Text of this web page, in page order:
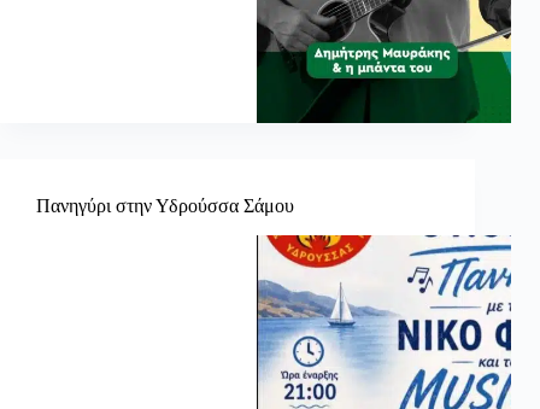
Πανηγύρι στην Υδρούσσα Σάμου